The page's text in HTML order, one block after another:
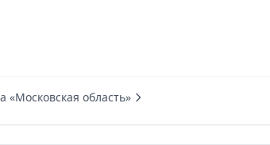
«Московская область»